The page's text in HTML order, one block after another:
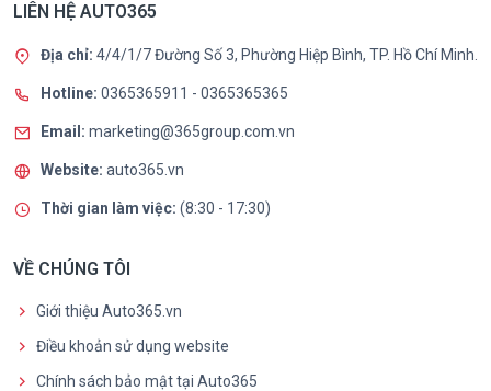
LIÊN HỆ AUTO365
Địa chỉ: 4/4/1/7 Đường Số 3, Phường Hiệp Bình, TP. Hồ Chí Minh.
Hotline: 0365365911 - 0365365365
Email: marketing@365group.com.vn
Website: auto365.vn
Thời gian làm việc: (8:30 - 17:30)
VỀ CHÚNG TÔI
Giới thiệu Auto365.vn
Điều khoản sử dụng website
Chính sách bảo mật tại Auto365